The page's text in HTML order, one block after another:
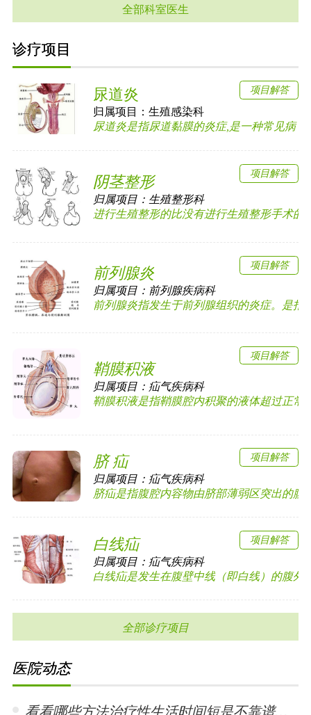
全部科室医生
诊疗项目
尿道炎
归属项目：生殖感染科
尿道炎是指尿道黏膜的炎症,是一种常见病
项目解答
阴茎整形
归属项目： 生殖整形科
进行生殖整形的比没有进行生殖整形手术的
项目解答
前列腺炎
归属项目： 前列腺疾病科
前列腺炎指发生于前列腺组织的炎症。是指
项目解答
鞘膜积液
归属项目： 疝气疾病科
鞘膜积液是指鞘膜腔内积聚的液体超过正常
项目解答
脐 疝
归属项目： 疝气疾病科
脐疝是指腹腔内容物由脐部薄弱区突出的腹
项目解答
白线疝
归属项目： 疝气疾病科
白线疝是发生在腹壁中线（即白线）的腹外
项目解答
全部诊疗项目
医院动态
看看哪些方法治疗性生活时间短是不靠谱的? •「 2024-01-15 」